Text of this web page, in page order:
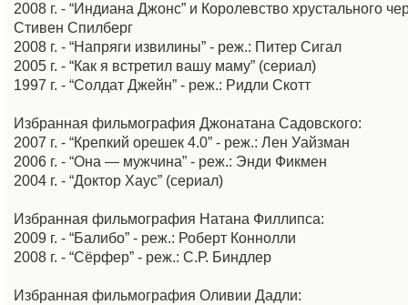
2008 г. - “Индиана Джонс” и Королевство хрустального
Стивен Спилберг
2008 г. - “Напряги извилины” - реж.: Питер Сигал
2005 г. - “Как я встретил вашу маму” (сериал)
1997 г. - “Солдат Джейн” - реж.: Ридли Скотт
Избранная фильмография Джонатана Садовского:
2007 г. - “Крепкий орешек 4.0” - реж.: Лен Уайзман
2006 г. - “Она — мужчина” - реж.: Энди Фикмен
2004 г. - “Доктор Хаус” (сериал)
Избранная фильмография Натана Филлипса:
2009 г. - “Балибо” - реж.: Роберт Коннолли
2008 г. - “Сёрфер” - реж.: С.Р. Биндлер
Избранная фильмография Оливии Дадли: